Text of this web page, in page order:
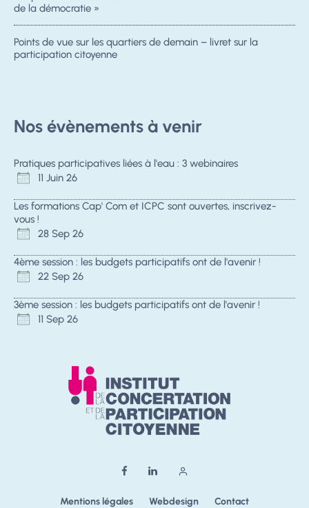
de la démocratie »
Points de vue sur les quartiers de demain – livret sur la
participation citoyenne
Nos évènements à venir
Pratiques participatives liées à l'eau : 3 webinaires
11 Juin 26
Les formations Cap' Com et ICPC sont ouvertes, inscrivez-
vous !
28 Sep 26
4ème session : les budgets participatifs ont de l'avenir !
22 Sep 26
3ème session : les budgets participatifs ont de l'avenir !
11 Sep 26
Mentions légales Webdesign Contact